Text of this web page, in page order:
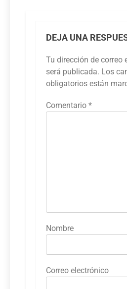
DEJA UNA
Tu dirección de correo
será publicada. Los
obligatorios están
Comentario *
Nombre
Correo electrónico